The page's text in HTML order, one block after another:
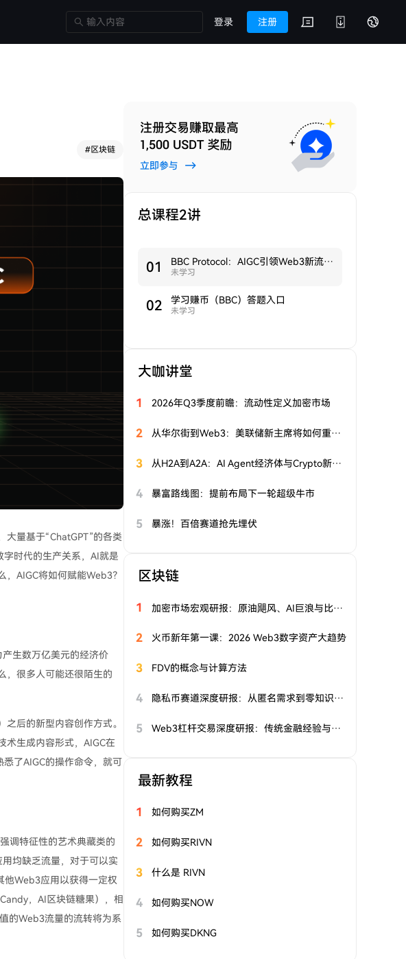
登录 注册
#区块链
量基于“ChatGPT”的各类
字时代的生产关系，AI就是
AIGC将如何赋能Web3？
生数万亿美元的经济价
，很多人可能还很陌生的
后的新型内容创作方式。
术生成内容形式，AIGC在
了AIGC的操作命令，就可
调特征性的艺术典藏类的
均缺乏流量，对于可以实
他Web3应用以获得一定权
，AI区块链糖果），相
的Web3流量的流转将为系
总课程2讲
01 BBC Protocol：AIGC引领Web3新流量时代
未学习
02 学习赚币（BBC）答题入口
未学习
大咖讲堂
1 2026年Q3季度前瞻：流动性定义加密市场
2 从华尔街到Web3：美联储新主席将如何重塑全球金融市场？
3 从H2A到A2A：AI Agent经济体与Crypto新机遇
4 暴富路线图：提前布局下一轮超级牛市
5 暴涨！百倍赛道抢先埋伏
区块链
1 加密市场宏观研报：原油飓风、AI巨浪与比特币的十字路口
2 火币新年第一课：2026 Web3数字资产大趋势
3 FDV的概念与计算方法
4 隐私币赛道深度研报：从匿名需求到零知识证明时代的价值重估
5 Web3杠杆交易深度研报：传统金融经验与去中心化创新的融合路径
最新教程
1 如何购买ZM
2 如何购买RIVN
3 什么是 RIVN
4 如何购买NOW
5 如何购买DKNG